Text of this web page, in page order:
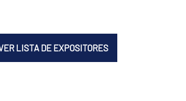
LISTA DE EXPOSITORES